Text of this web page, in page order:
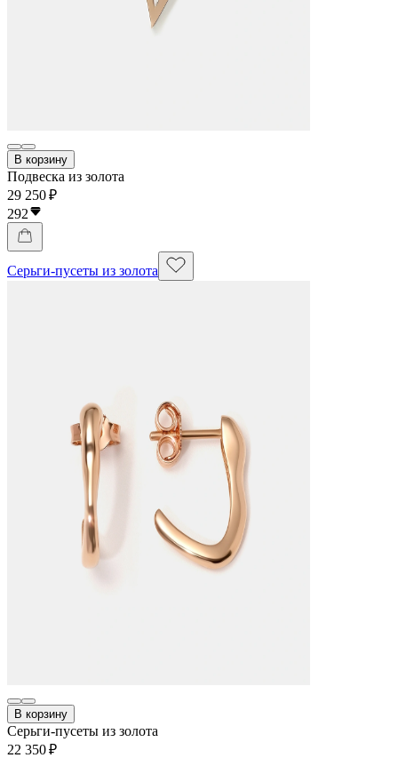
В корзину
Подвеска из золота
29 250 ₽
292
Серьги-пусеты из золота
В корзину
Серьги-пусеты из золота
22 350 ₽